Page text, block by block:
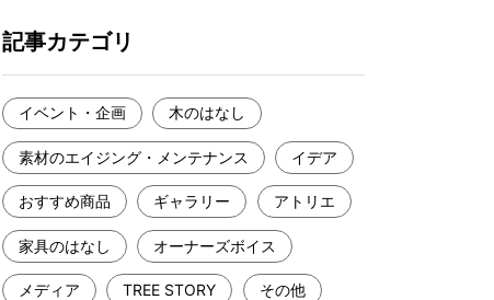
記事カテゴリ
イベント・企画 木のはなし
素材のエイジング・メンテナンス イデア
おすすめ商品 ギャラリー アトリエ
家具のはなし オーナーズボイス
メディア TREE STORY その他